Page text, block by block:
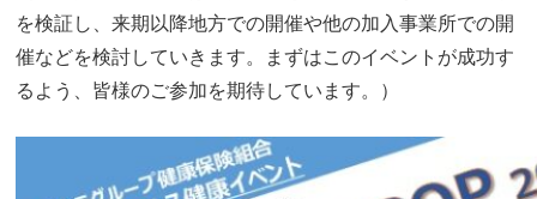
を検証し、来期以降地方での開催や他の加入事業所での開
催などを検討していきます。まずはこのイベントが成功す
るよう、皆様のご参加を期待しています。）